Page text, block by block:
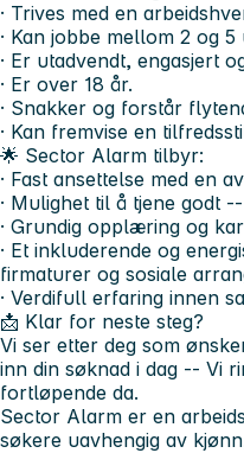
· Trives med en
· Kan jobbe mellom 2 og
· Er utadvendt, engasjert
· Er over 18 år.
· Snakker og forstår
· Kan fremvise en
🌟 Sector Alarm tilbyr:
· Fast ansettelse med en
· Mulighet til å tjene godt
· Grundig opplæring og
· Et inkluderende og
firmaturer og sosiale
· Verdifull erfaring innen
📩 Klar for neste steg?
Vi ser etter deg som
inn din søknad i dag -- Vi
fortløpende da.
Sector Alarm er en
søkere uavhengig av